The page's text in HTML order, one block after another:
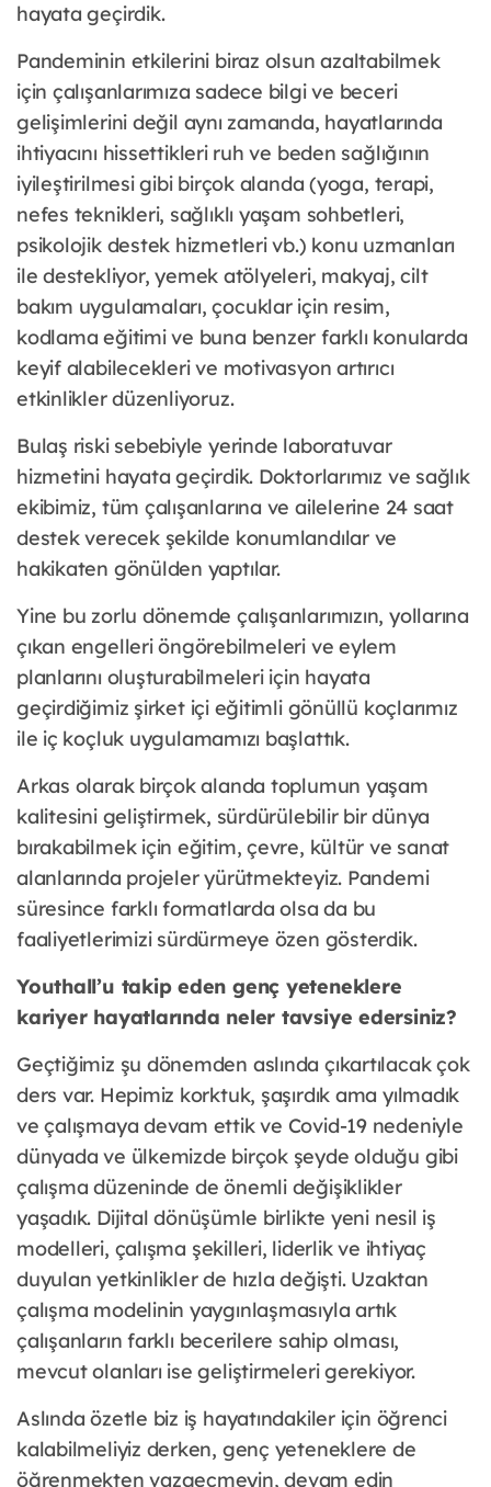
hayata geçirdik.
Pandeminin etkilerini biraz olsun azaltabilmek
için çalışanlarımıza sadece bilgi ve beceri
gelişimlerini değil aynı zamanda, hayatlarında
ihtiyacını hissettikleri ruh ve beden sağlığının
iyileştirilmesi gibi birçok alanda (yoga, terapi,
nefes teknikleri, sağlıklı yaşam sohbetleri,
psikolojik destek hizmetleri vb.) konu uzmanları
ile destekliyor, yemek atölyeleri, makyaj, cilt
bakım uygulamaları, çocuklar için resim,
kodlama eğitimi ve buna benzer farklı konularda
keyif alabilecekleri ve motivasyon artırıcı
etkinlikler düzenliyoruz.
Bulaş riski sebebiyle yerinde laboratuvar
hizmetini hayata geçirdik. Doktorlarımız ve sağlık
ekibimiz, tüm çalışanlarına ve ailelerine 24 saat
destek verecek şekilde konumlandılar ve
hakikaten gönülden yaptılar.
Yine bu zorlu dönemde çalışanlarımızın, yollarına
çıkan engelleri öngörebilmeleri ve eylem
planlarını oluşturabilmeleri için hayata
geçirdiğimiz şirket içi eğitimli gönüllü koçlarımız
ile iç koçluk uygulamamızı başlattık.
Arkas olarak birçok alanda toplumun yaşam
kalitesini geliştirmek, sürdürülebilir bir dünya
bırakabilmek için eğitim, çevre, kültür ve sanat
alanlarında projeler yürütmekteyiz. Pandemi
süresince farklı formatlarda olsa da bu
faaliyetlerimizi sürdürmeye özen gösterdik.
Youthall’u takip eden genç yeteneklere
kariyer hayatlarında neler tavsiye edersiniz?
Geçtiğimiz şu dönemden aslında çıkartılacak çok
ders var. Hepimiz korktuk, şaşırdık ama yılmadık
ve çalışmaya devam ettik ve Covid-19 nedeniyle
dünyada ve ülkemizde birçok şeyde olduğu gibi
çalışma düzeninde de önemli değişiklikler
yaşadık. Dijital dönüşümle birlikte yeni nesil iş
modelleri, çalışma şekilleri, liderlik ve ihtiyaç
duyulan yetkinlikler de hızla değişti. Uzaktan
çalışma modelinin yaygınlaşmasıyla artık
çalışanların farklı becerilere sahip olması,
mevcut olanları ise geliştirmeleri gerekiyor.
Aslında özetle biz iş hayatındakiler için öğrenci
kalabilmeliyiz derken, genç yeteneklere de
öğrenmekten vazgeçmeyin, devam edin